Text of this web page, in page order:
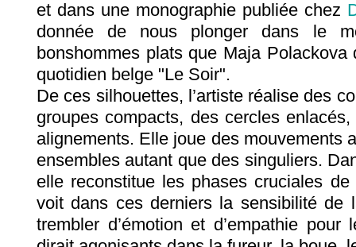
et dans une monographie publiée chez
donnée de nous plonger dans le
bonshommes plats que Maja
quotidien belge "Le Soir".
De ces silhouettes, l’artiste réalise des
groupes compacts, des cercles
alignements. Elle joue des mouvements
ensembles autant que des singuliers.
elle reconstitue les phases cruciales
voit dans ces derniers la sensibilité de
trembler d’émotion et d’empathie pour